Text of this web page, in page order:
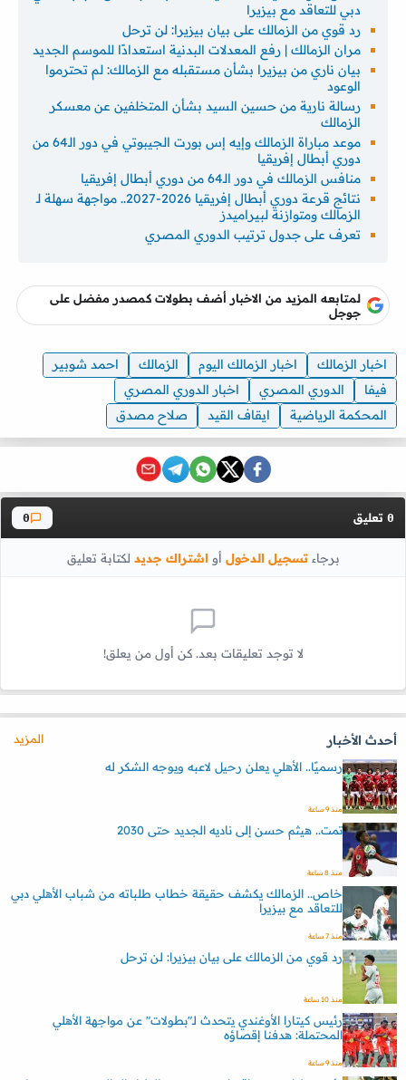
دبي للتعاقد مع بيزيرا
رد قوي من الزمالك على بيان بيزيرا: لن ترحل
مران الزمالك | رفع المعدلات البدنية استعدادًا للموسم الجديد
بيان ناري من بيزيرا بشأن مستقبله مع الزمالك: لم تحترموا
الوعود
رسالة نارية من حسين السيد بشأن المتخلفين عن معسكر
الزمالك
موعد مباراة الزمالك وإيه إس بورت الجيبوتي في دور الـ64 من
دوري أبطال إفريقيا
منافس الزمالك في دور الـ64 من دوري أبطال إفريقيا
نتائج قرعة دوري أبطال إفريقيا 2026-2027.. مواجهة سهلة لـ
الزمالك ومتوازنة لبيراميدز
تعرف على جدول ترتيب الدوري المصري
لمتابعه المزيد من الاخبار أضف بطولات كمصدر مفضل على
جوجل
اخبار الزمالك اخبار الزمالك اليوم الزمالك
احمد شوبير
فيفا
الدوري المصري
اخبار الدوري المصري
المحكمة الرياضية
ايقاف القيد صلاح مصدق
0 تعليق 0
برجاءتسجيل الدخول أواشتراك جديد لكتابة تعليق
لا توجد تعليقات بعد. كن أول من يعلق!
أحدث الأخبار
المزيد
رسميًا.. الأهلي يعلن رحيل لاعبه ويوجه الشكر له
منذ 9 ساعة
تمت.. هيثم حسن إلى ناديه الجديد حتى 2030
منذ 8 ساعة
خاص.. الزمالك يكشف حقيقة خطاب طلباته من شباب الأهلي دبي
للتعاقد مع بيزيرا
منذ 7 ساعة
رد قوي من الزمالك على بيان بيزيرا: لن ترحل
منذ 10 ساعة
رئيس كيتارا الأوغندي يتحدث لـ"بطولات" عن مواجهة الأهلي
المحتملة: هدفنا إقصاؤه
منذ 9 ساعة